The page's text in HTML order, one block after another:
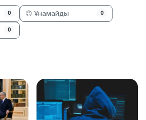
0 😞 Ұнамайды 0
0